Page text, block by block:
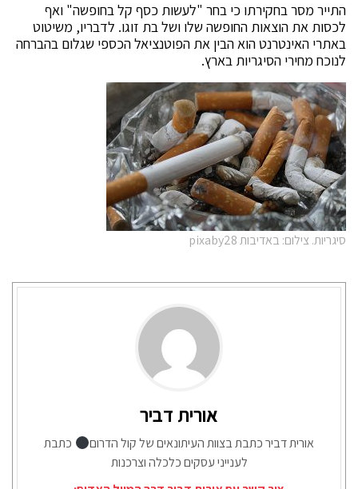
התייר מסר בחקירתו כי בחר "לעשות כסף קל בחופשה" ואף
לכסות את הוצאות החופשה שלו ושל בת זוגו. לדבריו, משיטוט
באתרי האינטרנט הוא הבין את הפוטנציאל הכספי שגלום בהברחה
לנוכח מחירי הסיגריות בארץ.
סיגריות. צילום: באדיבות pixaby28
אורית דביר
אורית דביר כתבת בצוות העיתונאים של קול הדרום
כתבת
לענייני עסקים כלכלה וצרכנות